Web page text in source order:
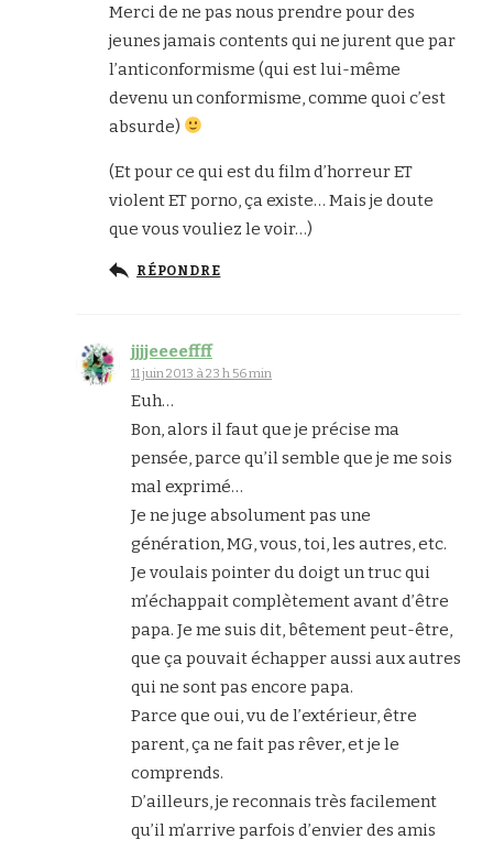
Merci de ne pas nous prendre pour des
jeunes jamais contents qui ne jurent que par
l’anticonformisme (qui est lui-même
devenu un conformisme, comme quoi c’est
absurde)
(Et pour ce qui est du film d’horreur ET
violent ET porno, ça existe… Mais je doute
que vous vouliez le voir…)
RÉPONDRE
jjjjeeeeffff
11 juin 2013 à 23 h 56 min
Euh…
Bon, alors il faut que je précise ma
pensée, parce qu’il semble que je me sois
mal exprimé…
Je ne juge absolument pas une
génération, MG, vous, toi, les autres, etc.
Je voulais pointer du doigt un truc qui
m’échappait complètement avant d’être
papa. Je me suis dit, bêtement peut-être,
que ça pouvait échapper aussi aux autres
qui ne sont pas encore papa.
Parce que oui, vu de l’extérieur, être
parent, ça ne fait pas rêver, et je le
comprends.
D’ailleurs, je reconnais très facilement
qu’il m’arrive parfois d’envier des amis